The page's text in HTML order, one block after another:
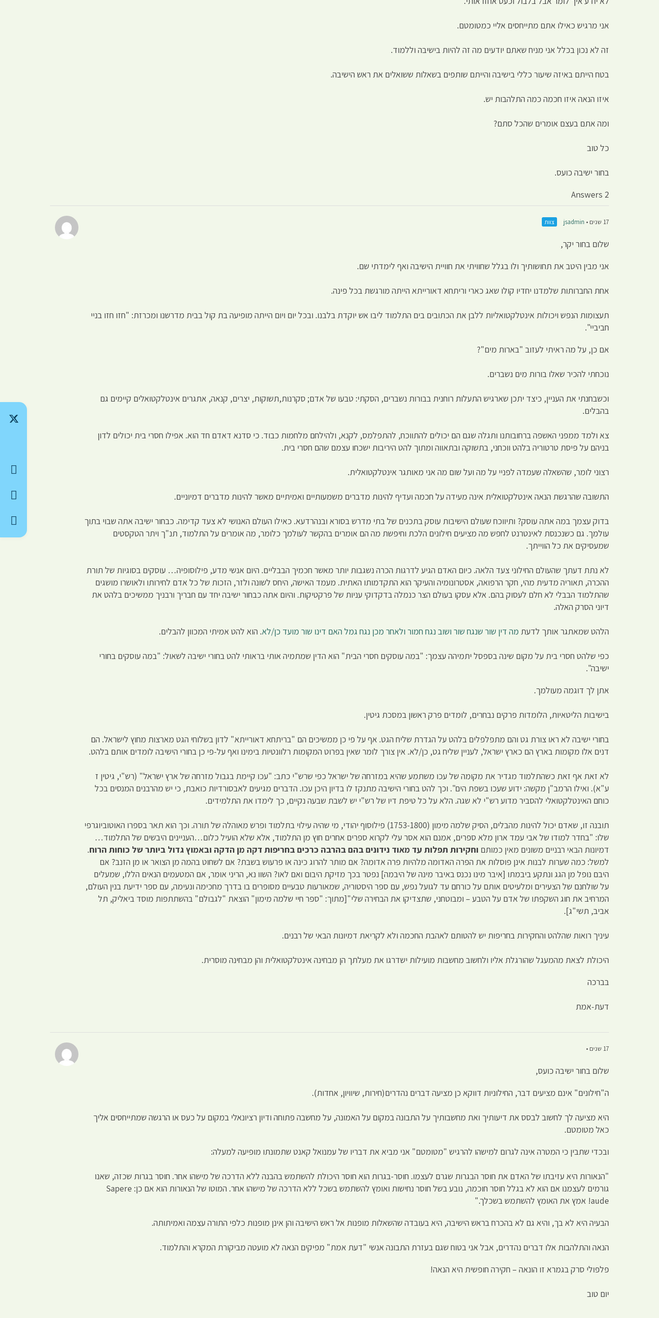
אני מרגיש כאילו אתם מתייחסים אליי כמטומטם.
זה לא נכון בכלל אני מניח שאתם יודעים מה זה להיות בישיבה וללמוד.
בטח הייתם באיזה שיעור כללי בישיבה והייתם שותפים בשאלות ששואלים את ראש הישיבה.
איזו הנאה איזו חכמה כמה התלהבות יש.
ומה אתם בעצם אומרים שהכל סתם?
כל טוב
בחור ישיבה כועס.
2 Answers
17 שנים • jsadmin צוות
שלום בחור יקר,
אני מבין היטב את תחושותיך ולו בגלל שחוויתי את חוויית הישיבה ואף לימדתי שם.
אחת החברותות שלמדנו יחדיו קולו שאג כארי וריתחא דאורייתא הייתה מורגשת בכל פינה.
תעצומות הנפש ויכולות אינטלקטואליות ללבן את הכתובים בים התלמוד ליבו אש יוקדת בלבנו. ובכל יום ויום הייתה מופיעה בת קול בבית מדרשנו ומכרזת: "חזו חזו בניי
חביביי".
אם כן, על מה ראיתי לעזוב "בארות מים"?
נוכחתי להכיר שאלו בורות מים נשברים.
וכשבחנתי את העניין, כיצד יתכן שארגיש התעלות רוחנית בבורות נשברים, הסקתי: טבעו של אדם; סקרנות,תשוקות, יצרים, קנאה, אתגרים אינטלקטואלים קיימים גם
בהבלים.
צא ולמד ממפני האשפה ברחובותנו ותגלה שגם הם יכולים להתווכח, להתפלמס, לקנא, ולהילחם מלחמות כבוד. כי סדנא דאדם חד הוא. אפילו חסרי בית יכולים לדון
בניהם על פיסת טרטוריה בלהט ווכחני, בתשוקה ובתאווה ומתוך להט היריבות ישכחו עצמם שהם חסרי בית.
רצוני לומר, שהשאלה שעמדה לפניי על מה ועל שום מה אני מאותגר אינטלקטואלית.
התשובה שהרגשת הנאה אינטלקטואלית אינה מעידה על חכמה ועדיף להינות מדברים משמעותיים ואמיתיים מאשר להינות מדברים דמיוניים.
בדוק עצמך במה אתה עוסק? ותיווכח שעולם הישיבות עוסק בתכנים של בתי מדרש בסורא ובנהרדעא. כאילו העולם האנושי לא צעד קדימה. כבחור ישיבה אתה שבוי בתוך
עולמך. גם כשנכנסת לאינטרנט לחפש מה מציעים חילונים הלכת וחיפשת מה הם אומרים בהקשר לעולמך כלומר, מה אומרים על התלמוד, תנ"ך ויתר הטקסטים
שמעסיקים את כל הווייתך.
לא נתת דעתך שהעולם החילוני צעד הלאה. כיום האדם הגיע לדרגות הכרה נשגבות יותר מאשר חכמיך הבבליים. היום אנשי מדע, פילוסופיה… עוסקים בסוגיות של תורת
ההכרה, תאוריה מדעית מהי, חקר הרפואה, אסטרונומיה והעיקר הוא התקדמותו האתית. מעמד האישה, היחס לשונה ולזר, הזכות של כל אדם לחירותו ולאושרו מושגים
שהתלמוד הבבלי לא חלם לעסוק בהם. אלא עסקו בעולם הצר כנמלה בדקדוקי עניות של פרקטיקות. והיום אתה כבחור ישיבה יחד עם חבריך ורבניך ממשיכים בלהט את
דיוני הסרק האלה.
הלהט שמאתגר אותך לדעת מה דין שור שנגח שור ושוב נגח חמור ולאחר מכן נגח גמל האם דינו שור מועד כן/לא. הוא להט אמיתי המכוון להבלים.
כפי שלהט חסרי בית על מקום שינה בספסל יתמיהה עצמך: "במה עוסקים חסרי הבית" הוא הדין שמתמיה אותי בראותי להט בחורי ישיבה לשאול: "במה עוסקים בחורי
ישיבה".
אתן לך דוגמה מעולמך.
בישיבות הליטאיות, הלומדות פרקים נבחרים, לומדים פרק ראשון במסכת גיטין.
בחורי ישיבה לא ראו צורת גט והם מתפלפלים בלהט על הגדרת שליח הגט. אף על פי כן ממשיכים הם "בריתחא דאורייתא" לדון בשלוחי הגט מארצות מחוץ לישראל. הם
דנים אלו מקומות בארץ הם כארץ ישראל, לעניין שליח גט, כן/לא. אין צורך לומר שאין בפרוט המקומות רלוונטיות בימינו ואף על-פי כן בחורי הישיבה לומדים אותם בלהט.
לא זאת אף זאת כשהתלמוד מגדיר את מקומה של עכו משתמע שהיא במזרחה של ישראל כפי שרש"י כתב: "עכו קיימת בגבול מזרחה של ארץ ישראל" (רש"י, גיטין ז
ע"א). ואילו הרמב"ן מקשה: ידוע שעכו בשפת הים". וכך להט בחורי הישיבה מתנקז לו בדיון היכן עכו. הדברים מגיעים לאבסורדיות כואבת, כי יש מהרבנים המנסים בכל
כוחם האינטלקטואלי להסביר מדוע רש"י לא שגה. הלא על כל טיפת דיו של רש"י יש לשבת שבעה נקיים, כך לימדו את התלמידים.
תובנה זו, שאדם יכול להינות מהבלים, הסיק שלמה מימון (1753-1800) פילוסוף יהודי, מי שהיה עילוי בתלמוד ופרש מאוהלה של תורה. וכך הוא תאר בספרו האוטוביוגרפי
שלו: "בחדר למודו של אבי עמד ארון מלא ספרים, אמנם הוא אסר עלי לקרוא ספרים אחרים חוץ מן התלמוד, אלא שלא הועיל כלום…העניינים היבשים של התלמוד…
דמיונות הבאי רבניים משונים מאין כמותם וחקירות תפלות עד מאוד נידונים בהם בהרבה כרכים בחריפות דקה מן הדקה ובאמוץ גדול ביותר של כוחות הרוח.
למשל: כמה שערות לבנות אינן פוסלות את הפרה האדומה מלהיות פרה אדומה? אם מותר להרוג כינה או פרעוש בשבת? אם לשחוט בהמה מן הצואר או מן הזנב? אם
היבם נופל מן הגג ונתקע ביבמתו [איבר מינו נכנס באיבר מינה של היבמה] נפטר בכך מזיקת היבום ואם לאו? השוו נא, הריני אומר, אם המטעמים הנאים הללו, שמעלים
על שולחנם של הצעירים ומלעיטים אותם על כורחם עד לגועל נפש, עם ספר היסטוריה, שמאורעות טבעיים מסופרים בו בדרך מחכימה ונעימה, עם ספר ידיעת בנין העולם,
המרחיב את חוג השקפתו של אדם על הטבע – ומבוטחני, שתצדיקו את הבחירה שלי"[מתוך: "ספר חיי שלמה מימון" הוצאת "לגבולם" בהשתתפות מוסד ביאליק, תל
אביב, תשי"ג].
עיניך רואות שהלהט והחקירות בחריפות יש להטותם לאהבת החכמה ולא לקריאת דמיונות הבאי של רבנים.
היכולת לצאת מהמעגל שהורגלת אליו ולחשוב מחשבות מועילות ישדרגו את מעלתך הן מבחינה אינטלקטואלית והן מבחינה מוסרית.
בברכה
דעת-אמת
17 שנים •
שלום בחור ישיבה כועס,
ה"חילונים" אינם מציעים דבר, החילוניות דווקא כן מציעה דברים נהדרים(חירות, שיוויון, אחדות).
היא מציעה לך לחשוב לבסס את דיעותיך ואת מחשבותיך על התבונה במקום על האמונה, על מחשבה פתוחה ודיון רציונאלי במקום על כעס או הרגשה שמתייחסים אליך
כאל מטומטם.
ובכדי שתבין כי המטרה אינה לגרום למישהו להרגיש "מטומטם" אני מביא את דבריו של עמנואל קאנט שתמונתו מופיעה למעלה:
"הנאורות היא עזיבתו של האדם את חוסר הבגרות שגרם לעצמו. חוסר-בגרות הוא חוסר היכולת להשתמש בהבנה ללא הדרכה של מישהו אחר. חוסר בגרות שכזה, שאנו
גורמים לעצמנו אם הוא לא בגלל חוסר חוכמה, נובע בשל חוסר נחישות ואומץ להשתמש בשכל ללא הדרכה של מישהו אחר. המוטו של הנאורות הוא אם כן: Sapere
aude! אמץ את האומץ להשתמש בשכלך."
הבעיה היא לא בך, והיא גם לא בהכרח בראש הישיבה, היא בעובדה שהשאלות מופנות אל ראש הישיבה והן אינן מופנות כלפי התורה עצמה ואמיתותה.
הנאה והתלהבות אלו דברים נהדרים, אבל אני בטוח שגם בעזרת התבונה אנשי "דעת אמת" מפיקים הנאה לא מועטה מביקורת המקרא והתלמוד.
פלפולי סרק בגמרא זו הונאה – חקירה חופשית היא הנאה!
יום טוב